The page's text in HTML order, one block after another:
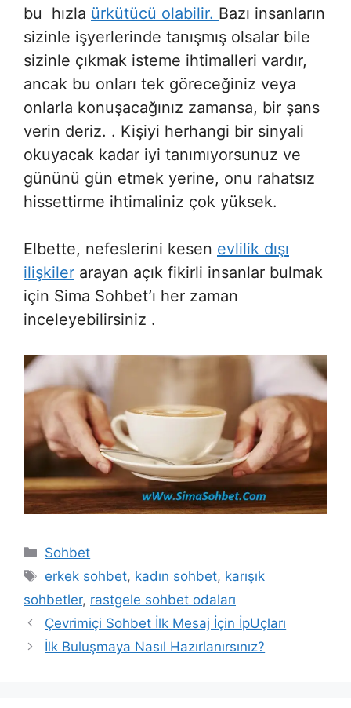
bu hızla ürkütücü olabilir. Bazı insanların
sizinle işyerlerinde tanışmış olsalar bile
sizinle çıkmak isteme ihtimalleri vardır,
ancak bu onları tek göreceğiniz veya
onlarla konuşacağınız zamansa, bir şans
verin deriz. . Kişiyi herhangi bir sinyali
okuyacak kadar iyi tanımıyorsunuz ve
gününü gün etmek yerine, onu rahatsız
hissettirme ihtimaliniz çok yüksek.
Elbette, nefeslerini kesen evlilik dışı
ilişkiler arayan açık fikirli insanlar bulmak
için Sima Sohbet’ı her zaman
inceleyebilirsiniz .
Kategoriler
Sohbet
Etiketler
erkek sohbet, kadın sohbet, karışık
sohbetler, rastgele sohbet odaları
Çevrimiçi Sohbet İlk Mesaj İçin İpUçları
İlk Buluşmaya Nasıl Hazırlanırsınız?